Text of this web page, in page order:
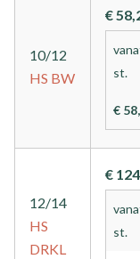
10/12
HS BW
€
st.
€
12/14
HS
DRKL
€
st.